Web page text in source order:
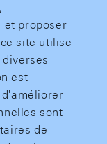
et proposer
site utilise
est
sont
de